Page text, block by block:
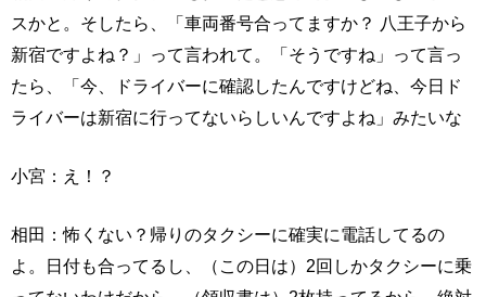
スかと。そしたら、「車両番号合ってますか？ 八王子から
新宿ですよね？」って言われて。「そうですね」って言っ
たら、「今、ドライバーに確認したんですけどね、今日ド
ライバーは新宿に行ってないらしいんですよね」みたいな
小宮：え！？
相田：怖くない？帰りのタクシーに確実に電話してるの
よ。日付も合ってるし、（この日は）2回しかタクシーに乗